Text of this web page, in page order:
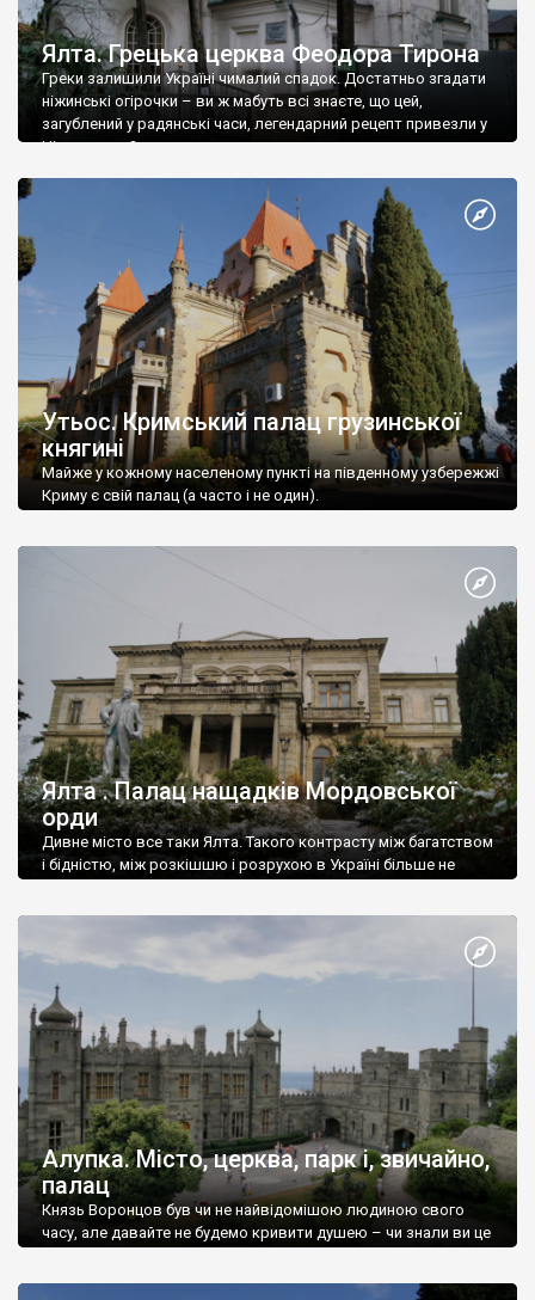
Ялта. Грецька церква Феодора Тирона
Греки залишили Україні чималий спадок. Достатньо згадати
ніжинські огірочки – ви ж мабуть всі знаєте, що цей,
загублений у радянські часи, легендарний рецепт привезли у
Ніжин греки?
Утьос. Кримський палац грузинської
княгині
Майже у кожному населеному пункті на південному узбережжі
Криму є свій палац (а часто і не один).
Ялта . Палац нащадків Мордовської
орди
Дивне місто все таки Ялта. Такого контрасту між багатством
і бідністю, між розкішшю і розрухою в Україні більше не
Алупка. Місто, церква, парк і, звичайно,
палац
Князь Воронцов був чи не найвідомішою людиною свого
часу, але давайте не будемо кривити душею – чи знали ви це